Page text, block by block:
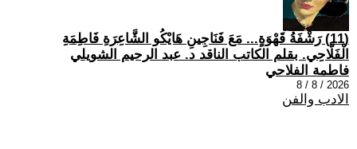
(11) رَشْفَةُ قَهْوَةٍ... مَعَ فَنَاجِينِ هَايْكُو الشَّاعِرَةِ فَاطِمَةِ
الْفَلَّاحِي. بقلم الكاتب الناقد د. عبد الرحيم الشويلي
فاطمة الفلاحي
2026 / 8 / 8
الادب والفن